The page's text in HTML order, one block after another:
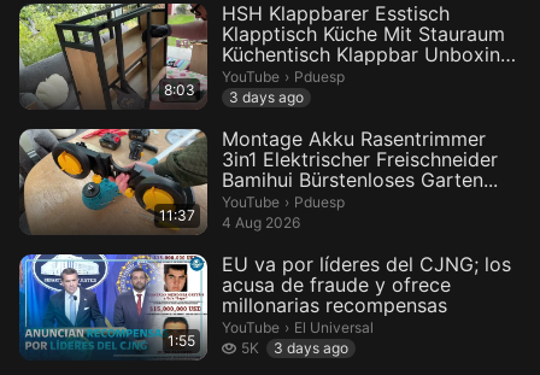
8:03
HSH Klappbarer Esstisch
Klapptisch Küche Mit Stauraum
Küchentisch Klappbar Unboxing
u...
YouTube › Pduesp.
Pduesp
3 days ago
11:37
Montage Akku Rasentrimmer
3in1 Elektrischer Freischneider
Bamihui Bürstenloses Garten...
YouTube › Pduesp.
Pduesp
4 Aug 2026
1:55
EU va por líderes del CJNG; los
acusa de fraude y ofrece
millonarias recompensas
YouTube › El Universal.
El Universal
5K
5 thousand views
3 days ago